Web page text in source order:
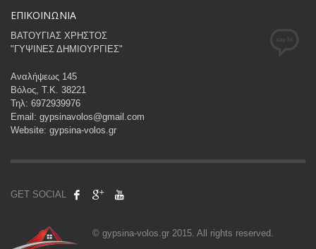
ΕΠΙΚΟΙΝΩΝΙΑ
ΒΑΤΟΥΓΙΑΣ ΧΡΗΣΤΟΣ
"ΓΥΨΙΝΕΣ ΔΗΜΙΟΥΡΓΙΕΣ"
Αναλήψεως 145
Βόλος, Τ.Κ. 38221
Τηλ: 6972939976
Email: gypsinavolos@gmail.com
Website: gypsina-volos.gr
GET SOCIAL
© gypsina-volos.gr 2015. All rights reserved.